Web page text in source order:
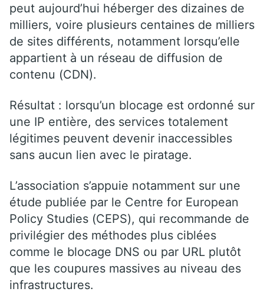
peut aujourd’hui héberger des dizaines de
milliers, voire plusieurs centaines de milliers
de sites différents, notamment lorsqu’elle
appartient à un réseau de diffusion de
contenu (CDN).
Résultat : lorsqu’un blocage est ordonné sur
une IP entière, des services totalement
légitimes peuvent devenir inaccessibles
sans aucun lien avec le piratage.
L’association s’appuie notamment sur une
étude publiée par le Centre for European
Policy Studies (CEPS), qui recommande de
privilégier des méthodes plus ciblées
comme le blocage DNS ou par URL plutôt
que les coupures massives au niveau des
infrastructures.